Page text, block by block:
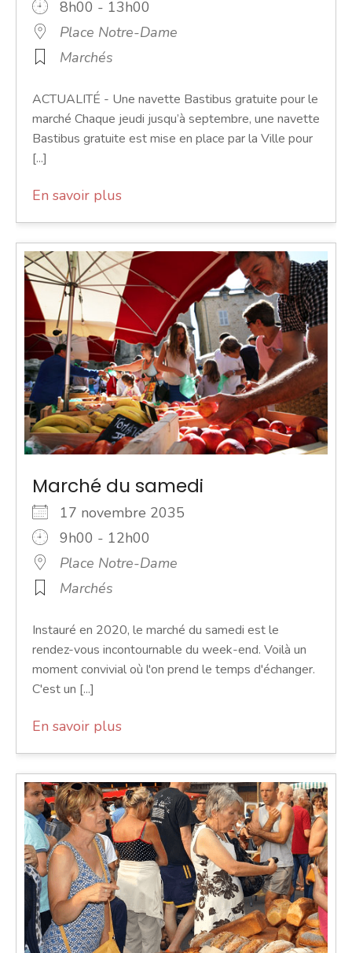
8h00 - 13h00
Place Notre-Dame
Marchés
ACTUALITÉ - Une navette Bastibus gratuite pour le
marché Chaque jeudi jusqu’à septembre, une navette
Bastibus gratuite est mise en place par la Ville pour
[...]
En savoir plus
Marché du samedi
17 novembre 2035
9h00 - 12h00
Place Notre-Dame
Marchés
Instauré en 2020, le marché du samedi est le
rendez-vous incontournable du week-end. Voilà un
moment convivial où l'on prend le temps d'échanger.
C'est un [...]
En savoir plus